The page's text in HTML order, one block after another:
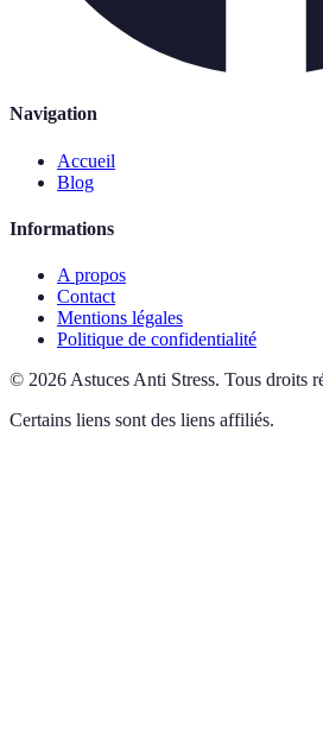
Navigation
Accueil
Blog
Informations
A propos
Contact
Mentions légales
Politique de confidentialité
© 2026 Astuces Anti Stress. Tous droits
Certains liens sont des liens affiliés.